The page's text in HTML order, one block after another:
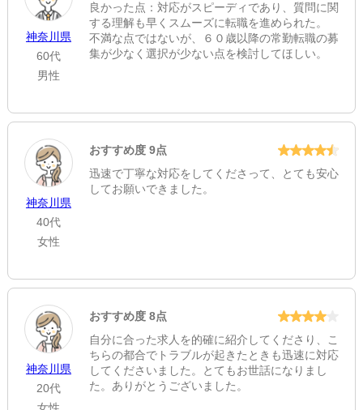
アパートさんのおかげで安心して転職活動を行う
事ができました。
ありがとうございました。
神奈川県
60代
男性
良かった点：対応がスピーディであり、質問に関
する理解も早くスムーズに転職を進められた。
不満な点ではないが、６０歳以降の常勤転職の募
集が少なく選択が少ない点を検討してほしい。
神奈川県
40代
女性
おすすめ度 9点
迅速で丁寧な対応をしてくださって、とても安心
してお願いできました。
神奈川県
20代
おすすめ度 8点
自分に合った求人を的確に紹介してくださり、こ
ちらの都合でトラブルが起きたときも迅速に対応
してくださいました。とてもお世話になりまし
た。ありがとうございました。